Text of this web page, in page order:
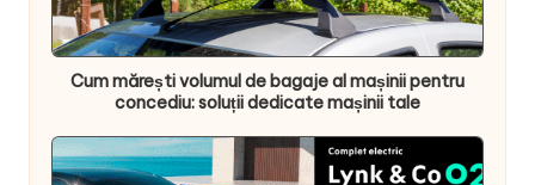
Cum mărești volumul de bagaje al mașinii pentru
concediu: soluții dedicate mașinii tale